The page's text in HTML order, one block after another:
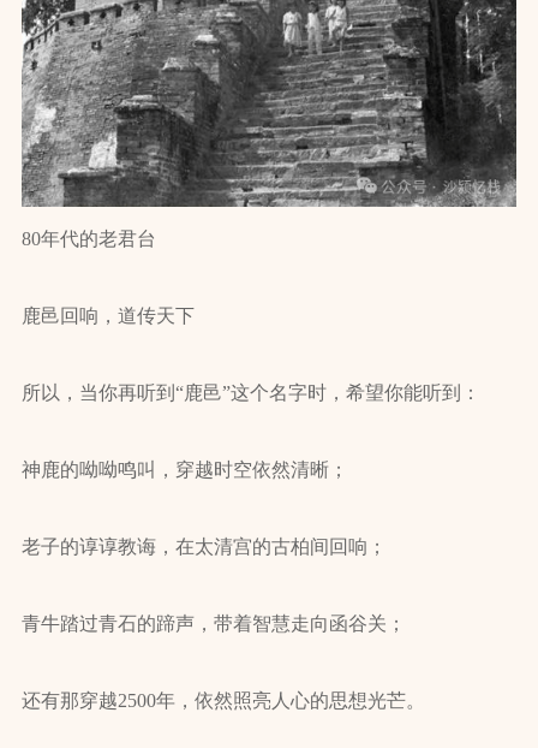
80年代的老君台
鹿邑回响，道传天下
所以，当你再听到“鹿邑”这个名字时，希望你能听到：
神鹿的呦呦鸣叫，穿越时空依然清晰；
老子的谆谆教诲，在太清宫的古柏间回响；
青牛踏过青石的蹄声，带着智慧走向函谷关；
还有那穿越2500年，依然照亮人心的思想光芒。